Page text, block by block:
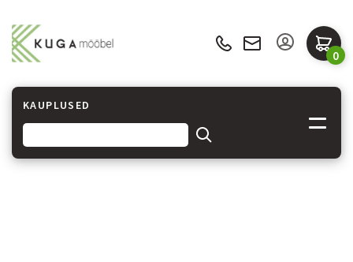
0
KAUPLUSED